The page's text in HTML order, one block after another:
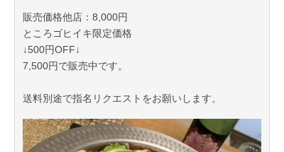
販売価格他店：8,000円
ところゴヒイキ限定価格
↓500円OFF↓
7,500円で販売中です。
送料別途で指名リクエストをお願いします。